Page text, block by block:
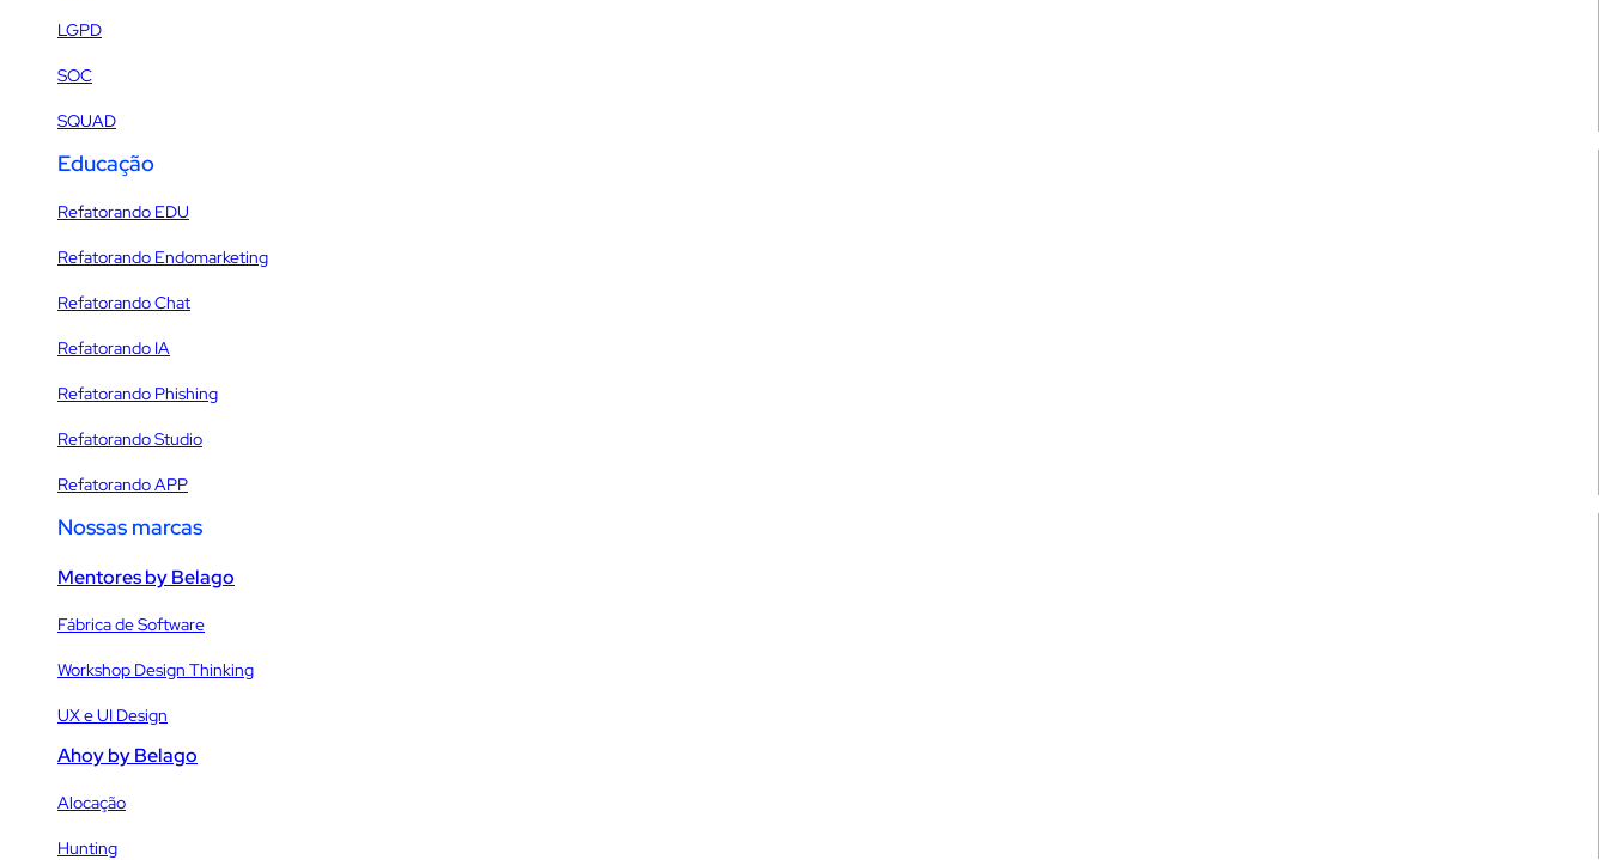
LGPD
SOC
SQUAD
Educação
Refatorando EDU
Refatorando Endomarketing
Refatorando Chat
Refatorando IA
Refatorando Phishing
Refatorando Studio
Refatorando APP
Nossas marcas
Mentores by Belago
Fábrica de Software
Workshop Design Thinking
UX e UI Design
Ahoy by Belago
Alocação
Hunting